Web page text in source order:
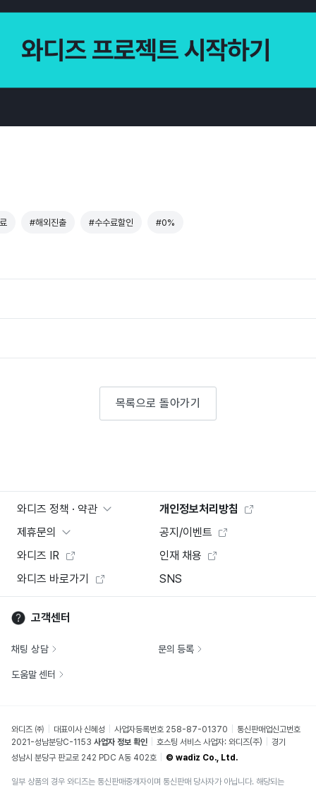
#해외진출 #수수료할인 #0%
목록으로 돌아가기
와디즈 정책 · 약관
개인정보처리방침
제휴문의
공지/이벤트
와디즈 IR
인재 채용
와디즈 바로가기
SNS
고객센터
채팅 상담 문의 등록
도움말 센터
와디즈 ㈜ 대표이사 신혜성 사업자등록번호 258-87-01370
통신판매업신고번호
2021-성남분당C-1153 사업자 정보 확인 호스팅 서비스 사업자: 와디즈(주)
경기
성남시 분당구 판교로 242 PDC A동 402호
© wadiz Co., Ltd.
일부 상품의 경우 와디즈는 통신판매중개자이며 통신판매 당사자가 아닙니다. 해당되는